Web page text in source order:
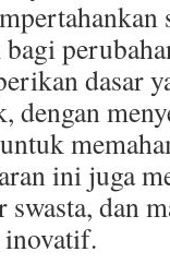
dasar
dengan
ini juga
dan
inovatif.